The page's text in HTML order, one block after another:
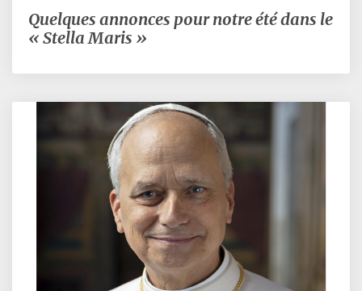
Quelques
annonces
notre
dans
« Stella
Quelques annonces pour notre été dans le
« Stella Maris »